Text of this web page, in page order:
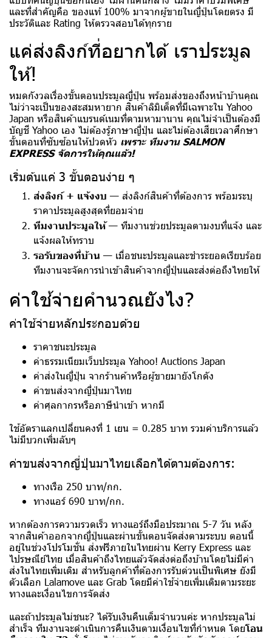
และที่สำคัญคือ ของแท้ 100% มาจากผู้ขายในญี่ปุ่นโดยตรง มี
ประวัติและ Rating ให้ตรวจสอบได้ทุกราย
แค่ส่งลิงก์ที่อยากได้ เราประมูล
ให้!
หมดกังวลเรื่องขั้นตอนประมูลญี่ปุ่น พร้อมส่งของถึงหน้าบ้านคุณ
ไม่ว่าจะเป็นของสะสมหายาก สินค้าลิมิเต็ดที่มีเฉพาะใน Yahoo
Japan หรือสินค้าแบรนด์เนมที่ตามหามานาน คุณไม่จำเป็นต้องมี
บัญชี Yahoo เอง ไม่ต้องรู้ภาษาญี่ปุ่น และไม่ต้องเสียเวลาศึกษา
ขั้นตอนที่ซับซ้อนให้ปวดหัว เพราะ ทีมงาน SALMON
EXPRESS จัดการให้คุณแล้ว!
เริ่มต้นแค่ 3 ขั้นตอนง่าย ๆ
ส่งลิงก์ + แจ้งงบ — ส่งลิงก์สินค้าที่ต้องการ พร้อมระบุ
ราคาประมูลสูงสุดที่ยอมจ่าย
ทีมงานประมูลให้— ทีมงานช่วยประมูลตามงบที่แจ้ง และ
แจ้งผลให้ทราบ
รอรับของที่บ้าน — เมื่อชนะประมูลและชำระยอดเรียบร้อย
ทีมงานจะจัดการนำเข้าสินค้าจากญี่ปุ่นและส่งต่อถึงไทยให้
ค่าใช้จ่ายคำนวณยังไง?
ค่าใช้จ่ายหลักประกอบด้วย
ราคาชนะประมูล
ค่าธรรมเนียมเว็บประมูล Yahoo! Auctions Japan
ค่าส่งในญี่ปุ่น จากร้านค้าหรือผู้ขายมายังโกดัง
ค่าขนส่งจากญี่ปุ่นมาไทย
ค่าศุลกากรหรือภาษีนำเข้า หากมี
ใช้อัตราแลกเปลี่ยนคงที่ 1 เยน = 0.285 บาท รวมค่าบริการแล้ว
ไม่มีบวกเพิ่มลับๆ
ค่าขนส่งจากญี่ปุ่นมาไทยเลือกได้ตามต้องการ:
ทางเรือ 250 บาท/กก.
ทางแอร์ 690 บาท/กก.
หากต้องการความรวดเร็ว ทางแอร์ถึงมือประมาณ 5-7 วัน หลัง
จากสินค้าออกจากญี่ปุ่นและผ่านขั้นตอนจัดส่งตามระบบ ตอนนี้
อยู่ในช่วงโปรโมชั่น ส่งฟรีภายในไทยผ่าน Kerry Express และ
ไปรษณีย์ไทย เมื่อสินค้าถึงไทยแล้วจัดส่งต่อถึงบ้านโดยไม่มีค่า
ส่งในไทยเพิ่มเติม สำหรับลูกค้าที่ต้องการรับด่วนเป็นพิเศษ ยังมี
ตัวเลือก Lalamove และ Grab โดยมีค่าใช้จ่ายเพิ่มเติมตามระยะ
ทางและเงื่อนไขการจัดส่ง
และถ้าประมูลไม่ชนะ? ได้รับเงินคืนเต็มจำนวนค่ะ หากประมูลไม่
สำเร็จ ทีมงานจะดำเนินการคืนเงินตามเงื่อนไขที่กำหนด โดยโอน